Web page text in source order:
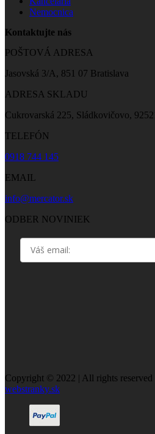
Nemocnica
Kontaktujte nás
POŠTOVÁ ADRESA
Jasovská 3/A, 851 07 Bratislava
ADRESA SKLADU
Cukrovarská 225, Sládkovičovo, 92521
TELEFÓN
0918 744 145
EMAIL
info@mercator.sk
ODBER NOVINIEK
Copyright © 2022 | All rights reserved |
webstranky.sk